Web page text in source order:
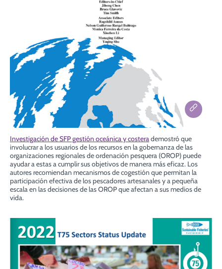
Investigación de SFP gestión oceánica y costerademostró que
involucrar a los usuarios de los recursos en la gobernanza de las
organizaciones regionales de ordenación pesquera (OROP) puede
ayudar a estas a cumplir sus objetivos de manera más eficaz. Los
autores recomiendan mecanismos de cogestión que permitan la
participación efectiva de los pescadores artesanales y a pequeña
escala en las decisiones de las OROP que afectan a sus medios de
vida.